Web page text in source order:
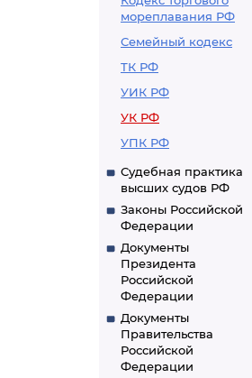
мореплавания РФ
Семейный кодекс
ТК РФ
УИК РФ
УК РФ
УПК РФ
Судебная практика
высших судов РФ
Законы Российской
Федерации
Документы
Президента
Российской
Федерации
Документы
Правительства
Российской
Федерации